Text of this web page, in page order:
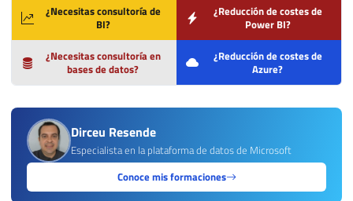
¿Necesitas consultoría de
BI?
¿Reducción de costes de
Power BI?
¿Necesitas consultoría en
bases de datos?
¿Reducción de costes de
Azure?
Dirceu Resende
Especialista en la plataforma de datos de Microsoft
Conoce mis formaciones